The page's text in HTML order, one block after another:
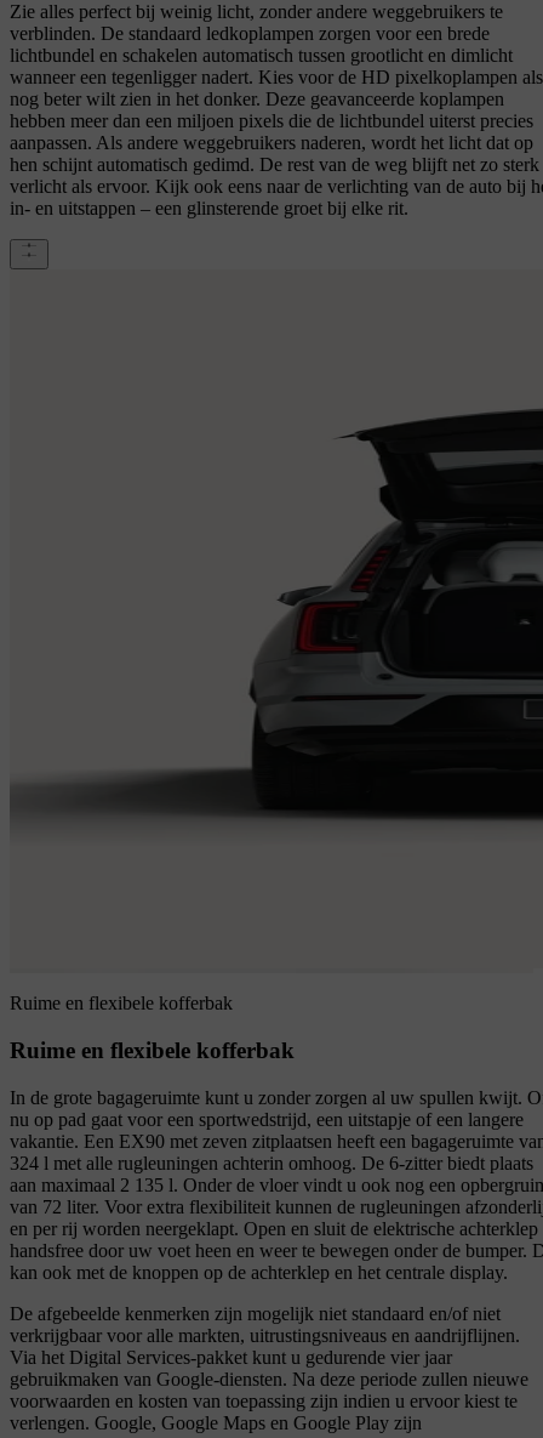
Zie alles perfect bij weinig licht, zonder andere weggebruikers te
verblinden. De standaard ledkoplampen zorgen voor een brede
lichtbundel en schakelen automatisch tussen grootlicht en dimlicht
wanneer een tegenligger nadert. Kies voor de HD pixelkoplampen
nog beter wilt zien in het donker. Deze geavanceerde koplampen
hebben meer dan een miljoen pixels die de lichtbundel uiterst precies
aanpassen. Als andere weggebruikers naderen, wordt het licht dat op
hen schijnt automatisch gedimd. De rest van de weg blijft net zo sterk
verlicht als ervoor. Kijk ook eens naar de verlichting van de auto bij
in- en uitstappen – een glinsterende groet bij elke rit.
Ruime en flexibele kofferbak
Ruime en flexibele kofferbak
In de grote bagageruimte kunt u zonder zorgen al uw spullen kwijt.
nu op pad gaat voor een sportwedstrijd, een uitstapje of een langere
vakantie. Een EX90 met zeven zitplaatsen heeft een bagageruimte
324 l met alle rugleuningen achterin omhoog. De 6-zitter biedt plaats
aan maximaal 2 135 l. Onder de vloer vindt u ook nog een
van 72 liter. Voor extra flexibiliteit kunnen de rugleuningen
en per rij worden neergeklapt. Open en sluit de elektrische achterklep
handsfree door uw voet heen en weer te bewegen onder de bumper.
kan ook met de knoppen op de achterklep en het centrale display.
De afgebeelde kenmerken zijn mogelijk niet standaard en/of niet
verkrijgbaar voor alle markten, uitrustingsniveaus en aandrijflijnen.
Via het Digital Services-pakket kunt u gedurende vier jaar
gebruikmaken van Google-diensten. Na deze periode zullen nieuwe
voorwaarden en kosten van toepassing zijn indien u ervoor kiest te
verlengen. Google, Google Maps en Google Play zijn